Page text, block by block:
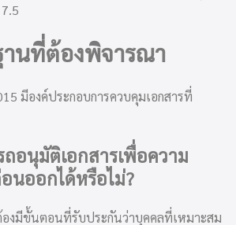
นที่ต้องพิจารณา
มีองค์ประกอบการควบคุมเอกสารที่
อนุมัติเอกสารเพื่อความ
นออกได้หรือไม่?
องมีขั้นตอนที่รับประกันว่าบุคคลที่เหมาะสม